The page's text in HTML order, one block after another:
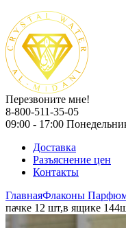
Перезвоните мне!
8-800-511-35-05
09:00 - 17:00
Доставка
Разъяснение цен
Контакты
ГлавнаяФлаконы
пачке 12 шт,в ящике